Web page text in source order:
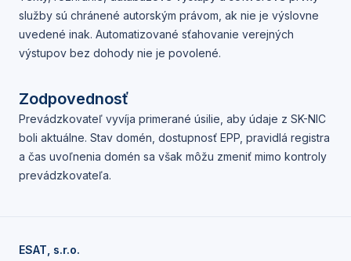
služby sú chránené autorským právom, ak nie je výslovne
uvedené inak. Automatizované sťahovanie verejných
výstupov bez dohody nie je povolené.
Zodpovednosť
Prevádzkovateľ vyvíja primerané úsilie, aby údaje z SK-NIC
boli aktuálne. Stav domén, dostupnosť EPP, pravidlá registra
a čas uvoľnenia domén sa však môžu zmeniť mimo kontroly
prevádzkovateľa.
ESAT, s.r.o.